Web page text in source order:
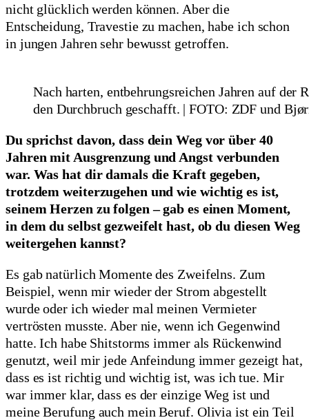
nicht glücklich werden können. Aber die
Entscheidung, Travestie zu machen, habe ich schon
in jungen Jahren sehr bewusst getroffen.
Nach harten, entbehrungsreichen Jahren auf der
den Durchbruch geschafft. | FOTO: ZDF und
Du sprichst davon, dass dein Weg vor über 40
Jahren mit Ausgrenzung und Angst verbunden
war. Was hat dir damals die Kraft gegeben,
trotzdem weiterzugehen und wie wichtig es ist,
seinem Herzen zu folgen – gab es einen Moment,
in dem du selbst gezweifelt hast, ob du diesen Weg
weitergehen kannst?
Es gab natürlich Momente des Zweifelns. Zum
Beispiel, wenn mir wieder der Strom abgestellt
wurde oder ich wieder mal meinen Vermieter
vertrösten musste. Aber nie, wenn ich Gegenwind
hatte. Ich habe Shitstorms immer als Rückenwind
genutzt, weil mir jede Anfeindung immer gezeigt hat,
dass es ist richtig und wichtig ist, was ich tue. Mir
war immer klar, dass es der einzige Weg ist und
meine Berufung auch mein Beruf. Olivia ist ein Teil